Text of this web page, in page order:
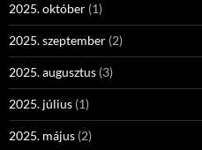
2025. október (1)
2025. szeptember (2)
2025. augusztus (3)
2025. július (1)
2025. május (2)